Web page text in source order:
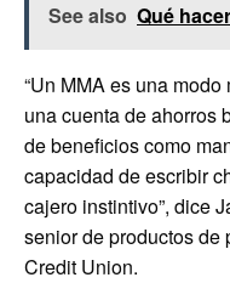
See also Qué
“Un MMA es una
una cuenta de ahorros
de beneficios como
capacidad de escribir
cajero instintivo”, dice
senior de productos de
Credit Union.